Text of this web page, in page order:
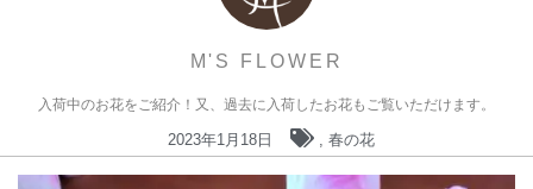
M'S FLOWER
入荷中のお花をご紹介！又、過去に入荷したお花もご覧いただけます。
2023年1月18日 , 春の花